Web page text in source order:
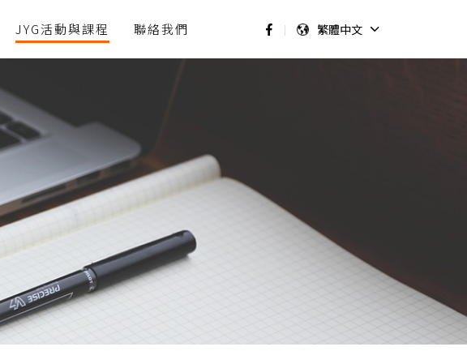
JYG活動與課程 聯絡我們 繁體中文